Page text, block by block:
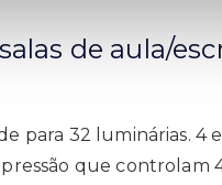
de aula/
para 32 luminárias. 4
que controlam